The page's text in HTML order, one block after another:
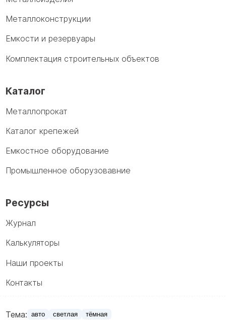
Металлоконструкции
Емкости и резервуары
Комплектация строительных объектов
Каталог
Металлопрокат
Каталог крепежей
Емкостное оборудование
Промышленное оборузовавние
Ресурсы
Журнал
Калькуляторы
Наши проекты
Контакты
Тема: авто светлая тёмная